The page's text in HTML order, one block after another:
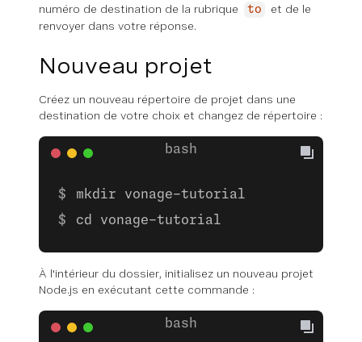
numéro de destination de la rubrique
to
et de le
renvoyer dans votre réponse.
Nouveau projet
Créez un nouveau répertoire de projet dans une
destination de votre choix et changez de répertoire :
mkdir vonage-tutorial
cd vonage-tutorial
À l'intérieur du dossier, initialisez un nouveau projet
Node.js en exécutant cette commande :